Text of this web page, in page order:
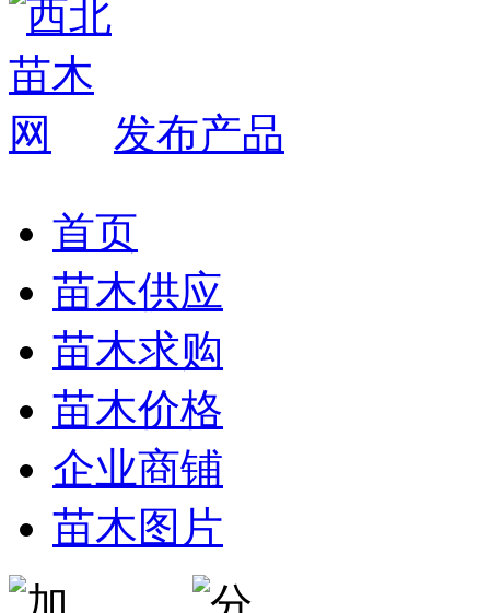
发布产品
首页
苗木供应
苗木求购
苗木价格
企业商铺
苗木图片